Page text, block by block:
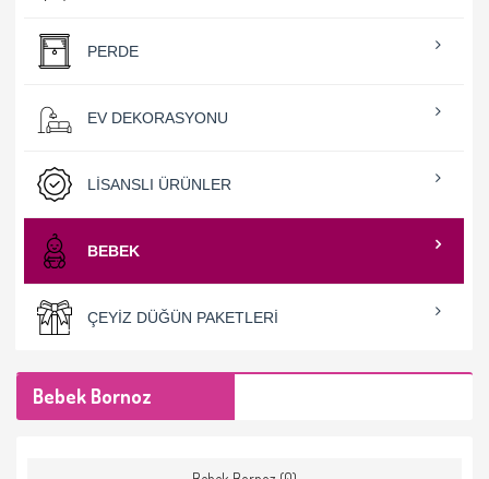
PERDE
EV DEKORASYONU
LISANSLI ÜRÜNLER
BEBEK
ÇEYIZ DÜĞÜN PAKETLERI
Bebek Bornoz